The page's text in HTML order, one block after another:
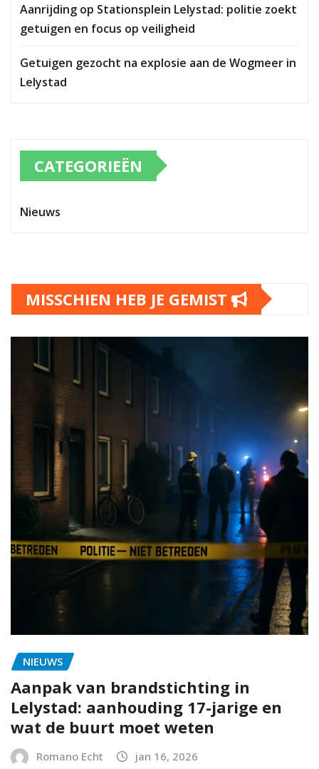
Aanrijding op Stationsplein Lelystad: politie zoekt
getuigen en focus op veiligheid
Getuigen gezocht na explosie aan de Wogmeer in
Lelystad
CATEGORIEËN
Nieuws
MISSCHIEN HEB JE GEMIST
NIEUWS
Aanpak van brandstichting in
Lelystad: aanhouding 17-jarige en
wat de buurt moet weten
Romano Echt jan 16, 2026